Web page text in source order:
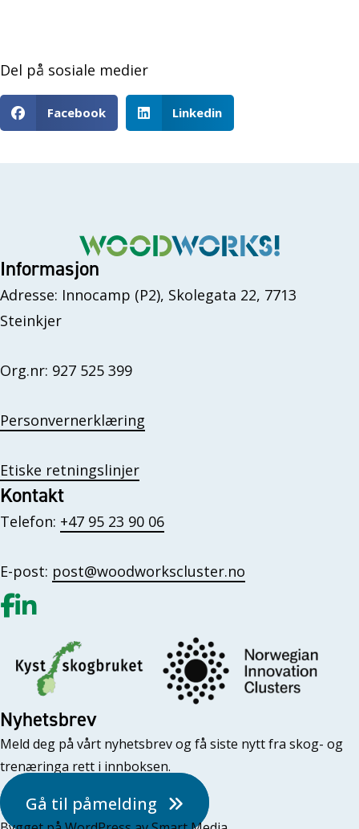
Del på sosiale medier
Facebook Linkedin
Informasjon
Adresse: Innocamp (P2), Skolegata 22, 7713
Steinkjer
Org.nr: 927 525 399
Personvernerklæring
Etiske retningslinjer
Kontakt
Telefon: +47 95 23 90 06
E-post: post@woodworkscluster.no
Gå til vår Facebook
Gå til vår LinkedIn
Nyhetsbrev
Meld deg på vårt nyhetsbrev og få siste nytt fra skog- og
trenæringa rett i innboksen.
Gå til påmelding